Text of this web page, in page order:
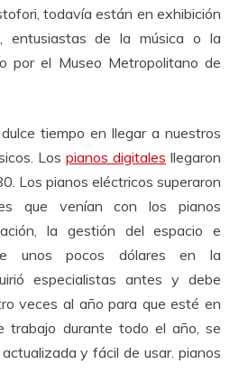
todavía están en exhibición
entusiastas de la música o la
por el Museo Metropolitano de
tiempo en llegar a nuestros
Los pianos digitales llegaron
Los pianos eléctricos superaron
que venían con los pianos
la gestión del espacio e
unos pocos dólares en la
especialistas antes y debe
veces al año para que esté en
trabajo durante todo el año, se
y fácil de usar. pianos